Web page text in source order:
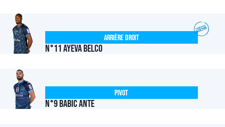
N°11 Ayeva Belco
Arrière Droit
N°9 BABIC Ante
Pivot